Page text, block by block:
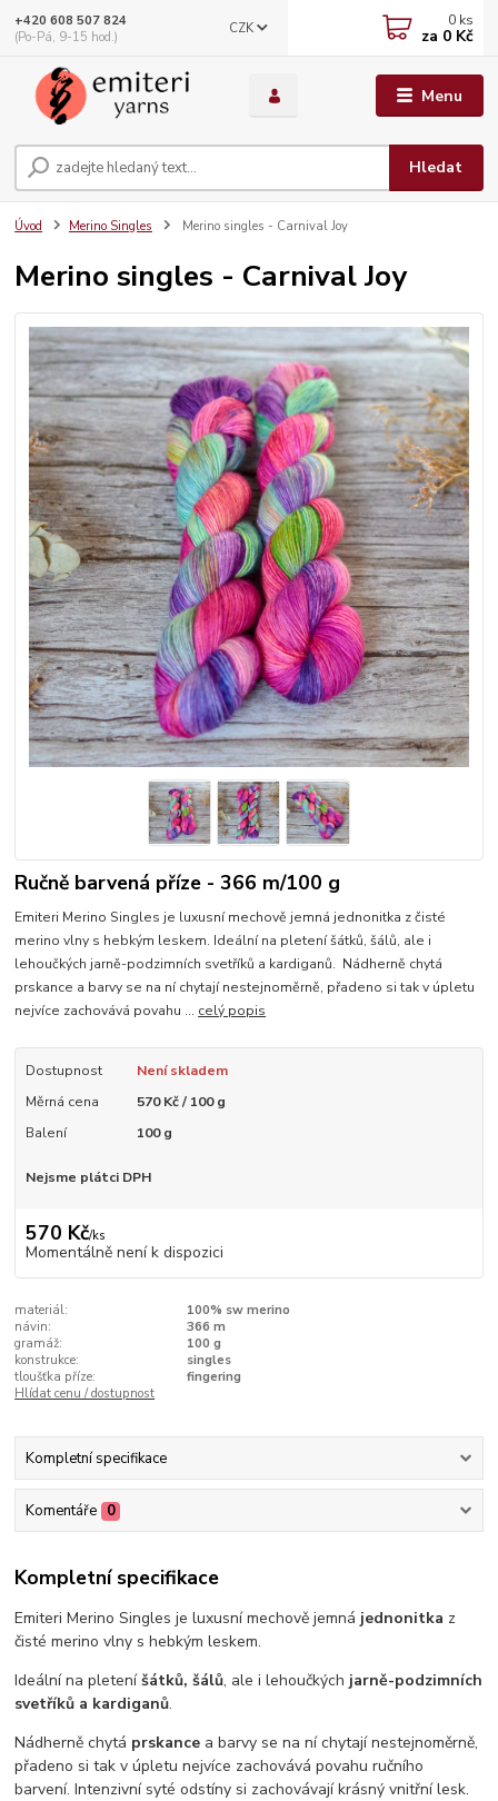
Menu
CZK
Hledat
+420 608 507 824
(Po-Pá, 9-15 hod.)
0 ks
za 0 Kč
Úvod Merino Singles Merino singles - Carnival Joy
Merino singles - Carnival Joy
Ručně barvená příze - 366 m/100 g
Emiteri Merino Singles je luxusní mechově jemná jednonitka z čisté
merino vlny s hebkým leskem. Ideální na pletení šátků, šálů, ale i
lehoučkých jarně-podzimních svetříků a kardiganů. Nádherně chytá
prskance a barvy se na ní chytají nestejnoměrně, přadeno si tak v úpletu
nejvíce zachovává povahu ... celý popis
Dostupnost
Není skladem
Měrná cena
570 Kč / 100 g
Balení
100 g
Nejsme plátci DPH
570 Kč/ks
Momentálně není k dispozici
materiál:
100% sw merino
návin:
366 m
gramáž:
100 g
konstrukce:
singles
tloušťka příze:
fingering
Hlídat cenu / dostupnost
Kompletní specifikace
Komentáře 0
Kompletní specifikace
Emiteri Merino Singles je luxusní mechově jemná jednonitka z
čisté merino vlny s hebkým leskem.
Ideální na pleteníšátků, šálů, ale i lehoučkých jarně-podzimních
svetříků a kardiganů.
Nádherně chytá prskance a barvy se na ní chytají nestejnoměrně,
přadeno si tak v úpletu nejvíce zachovává povahu ručního
barvení. Intenzivní syté odstíny si zachovávají krásný vnitřní lesk.